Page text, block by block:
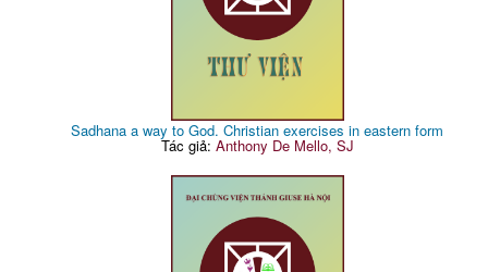
Sadhana a way to God. Christian exercises in eastern form
Tác giả: Anthony De Mello, SJ